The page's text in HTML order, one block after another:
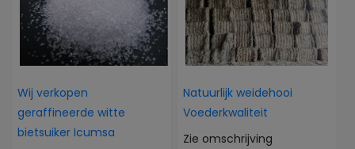
Wij verkopen
geraffineerde witte
bietsuiker Icumsa
Natuurlijk weidehooi
Voederkwaliteit
Zie omschrijving